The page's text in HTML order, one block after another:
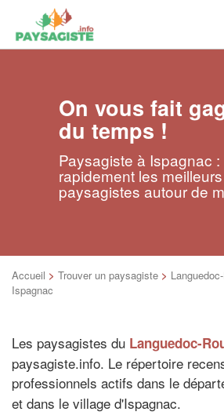
On vous fait
du temps !
Paysagiste à Ispagnac :
rapidement les meilleurs
paysagistes autour de
Accueil > Trouver un paysagiste >
Ispagnac
Les paysagistes du Languedoc-
paysagiste.info. Le répertoire
professionnels actifs dans le
et dans le village d'Ispagnac.